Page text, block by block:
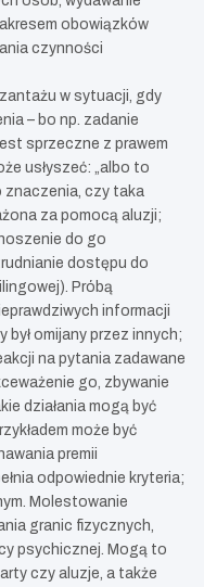
obowiązków
czynności
w sytuacji, gdy
– bo np. zadanie
sprzeczne z prawem
usłyszeć: „albo to
znaczenia, czy taka
za pomocą aluzji;
do go
dostępu do
Próbą
informacji
omijany przez innych;
na pytania zadawane
go, zbywanie
działania mogą być
może być
premii
odpowiednie kryteria;
Molestowanie
granic fizycznych,
psychicznej. Mogą to
czy aluzje, a także